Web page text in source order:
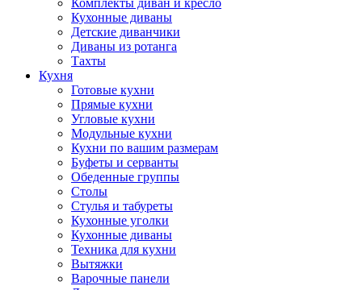
Комплекты диван и кресло
Кухонные диваны
Детские диванчики
Диваны из ротанга
Тахты
Кухня
Готовые кухни
Прямые кухни
Угловые кухни
Модульные кухни
Кухни по вашим размерам
Буфеты и серванты
Обеденные группы
Столы
Стулья и табуреты
Кухонные уголки
Кухонные диваны
Техника для кухни
Вытяжки
Варочные панели